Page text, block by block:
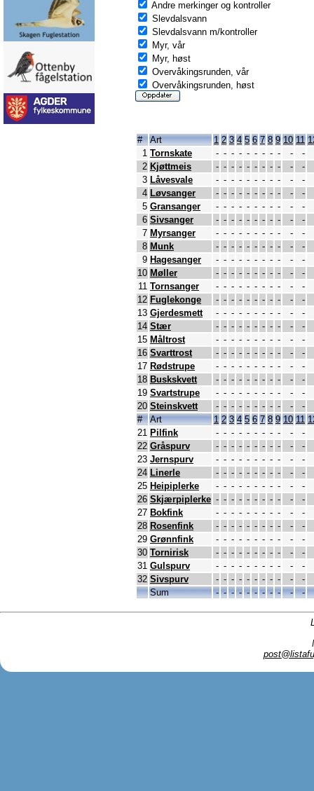
Andre merkinger og kontroller
Slevdalsvann
Slevdalsvann m/kontroller
Myr, vår
Myr, høst
Overvåkingsrunden, vår
Overvåkingsrunden, høst
# Art 1 2 3 4 5 6 7 8 9 10 11
1 Tornskate - - - - - - - - - -
-
2 Kjøttmeis - - - - - - - - - -
-
3 Låvesvale - - - - - - - - - -
-
4 Løvsanger - - - - - - - - - -
-
5 Gransanger - - - - - - - - - -
-
6 Sivsanger - - - - - - - - - -
-
7 Myrsanger - - - - - - - - - -
-
8 Munk - - - - - - - - - -
-
9 Hagesanger - - - - - - - - - -
-
10 Møller - - - - - - - - - -
-
11 Tornsanger - - - - - - - - - -
-
12 Fuglekonge - - - - - - - - - -
-
13 Gjerdesmett - - - - - - - - - -
-
14 Stær - - - - - - - - - -
-
15 Måltrost - - - - - - - - - -
-
16 Svarttrost - - - - - - - - - -
-
17 Rødstrupe - - - - - - - - - -
-
18 Buskskvett - - - - - - - - - -
-
19 Svartstrupe - - - - - - - - - -
-
20 Steinskvett - - - - - - - - - -
-
#
Art 1 2 3 4 5 6 7 8 9 10 11
21 Pilfink - - - - - - - - - -
-
22 Gråspurv - - - - - - - - - -
-
23 Jernspurv - - - - - - - - - -
-
24 Linerle - - - - - - - - - -
-
25 Heipiplerke - - - - - - - - - -
-
26 Skjærpiplerke - - - - - - - - - -
-
27 Bokfink - - - - - - - - - -
-
28 Rosenfink - - - - - - - - - -
-
29 Grønnfink - - - - - - - - - -
-
30 Tornirisk - - - - - - - - - -
-
31 Gulspurv - - - - - - - - - -
-
32 Sivspurv - - - - - - - - - -
-
Sum
- - - - - - - - - - -